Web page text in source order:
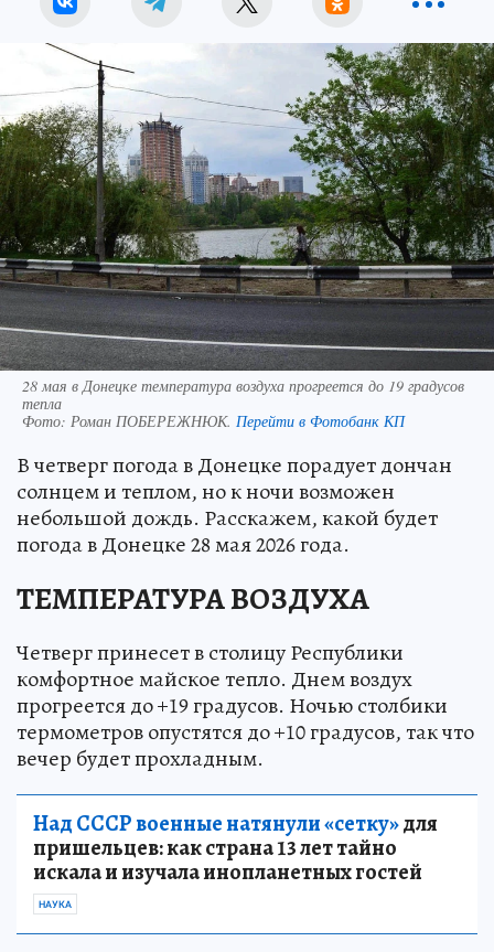
28 мая в Донецке температура воздуха прогреется до 19 градусов
тепла
Фото: Роман ПОБЕРЕЖНЮК. Перейти в Фотобанк КП
В четверг погода в Донецке порадует дончан
солнцем и теплом, но к ночи возможен
небольшой дождь. Расскажем, какой будет
погода в Донецке 28 мая 2026 года.
ТЕМПЕРАТУРА ВОЗДУХА
Четверг принесет в столицу Республики
комфортное майское тепло. Днем воздух
прогреется до +19 градусов. Ночью столбики
термометров опустятся до +10 градусов, так что
вечер будет прохладным.
Над СССР военные натянули «сетку»для
пришельцев: как страна 13 лет тайно
искала и изучала инопланетных гостей
НАУКА